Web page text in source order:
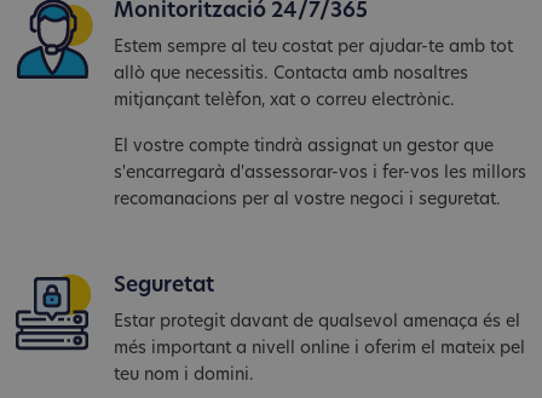
Monitorització 24/7/365
Estem sempre al teu costat per ajudar-te amb tot
allò que necessitis. Contacta amb nosaltres
mitjançant telèfon, xat o correu electrònic.
El vostre compte tindrà assignat un gestor que
s'encarregarà d'assessorar-vos i fer-vos les millors
recomanacions per al vostre negoci i seguretat.
Seguretat
Estar protegit davant de qualsevol amenaça és el
més important a nivell online i oferim el mateix pel
teu nom i domini.